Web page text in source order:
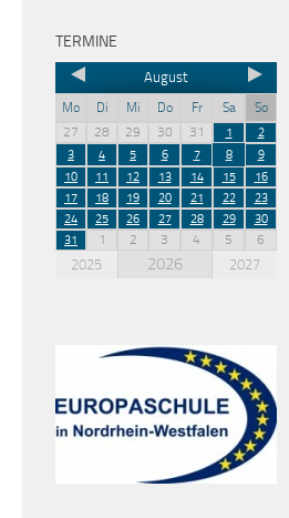
TERMINE
August
Mo Di Mi Do Fr Sa
So
27
28 29 30 31 1
2
3
4 5 6 7 8
9
10
11 12 13 14 15
16
17
18 19 20 21 22
23
24
25 26 27 28 29
30
31
1 2 3 4 5 6
2025 2026 2027